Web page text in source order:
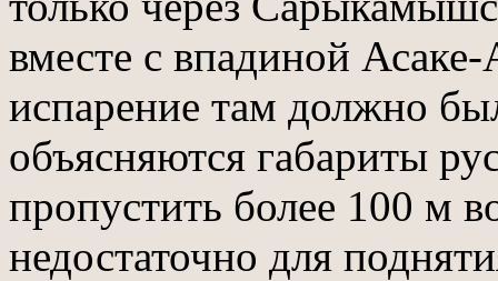
вместе с впадиной Асаке-
испарение там должно
объясняются габариты
пропустить более 100 м
недостаточно для